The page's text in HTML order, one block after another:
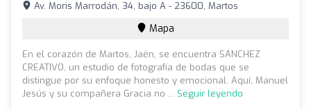
Av. Moris Marrodán, 34, bajo A - 23600, Martos
Mapa
En el corazón de Martos, Jaén, se encuentra SÁNCHEZ
CREATIVO, un estudio de fotografía de bodas que se
distingue por su enfoque honesto y emocional. Aquí, Manuel
Jesús y su compañera Gracia no ... Seguir leyendo